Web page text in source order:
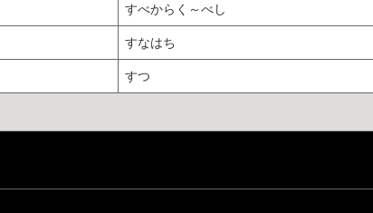
すべからく～べし
すなはち
すつ